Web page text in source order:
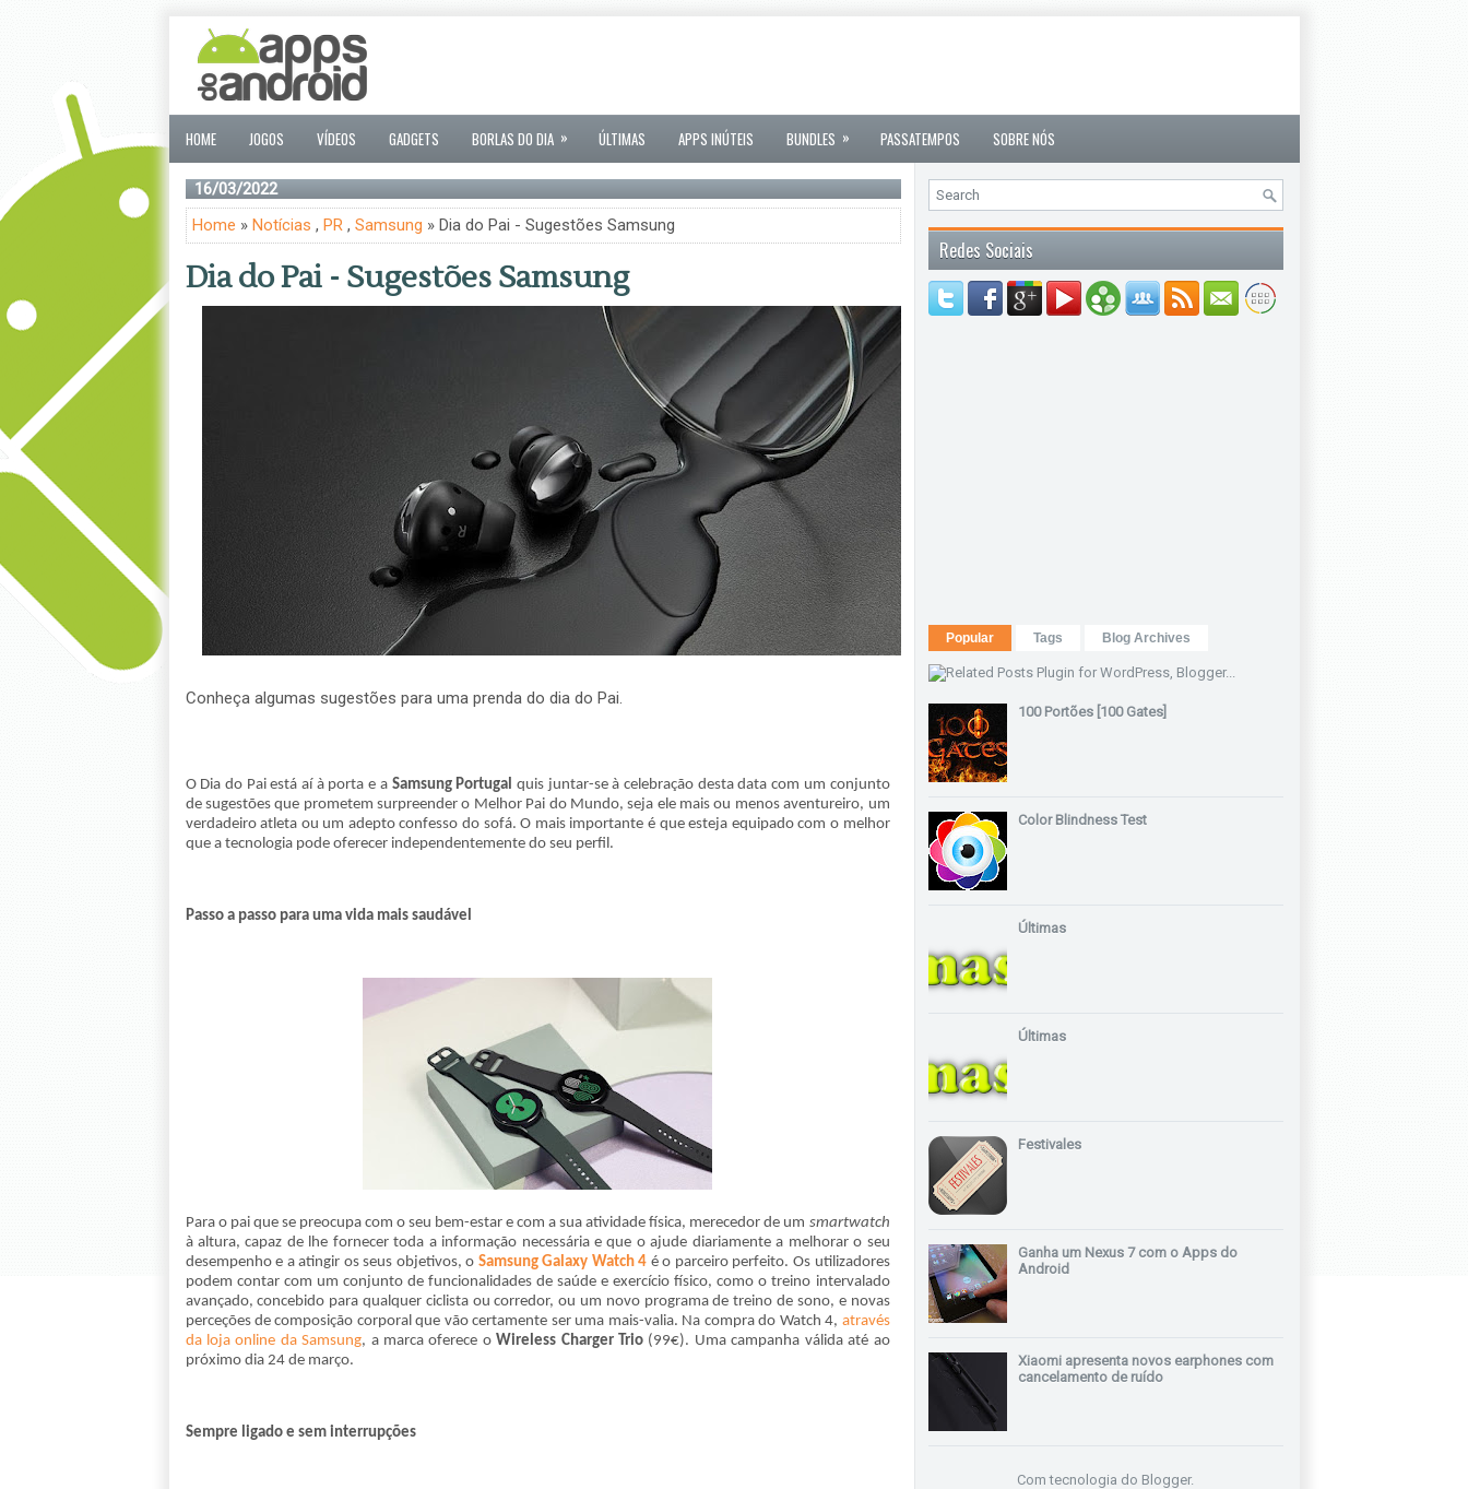
HOME JOGOS VÍDEOS GADGETS BORLAS DO DIA » ÚLTIMAS APPS INÚTEIS BUNDLES » PASSATEMPOS SOBRE NÓS
16/03/2022
Home » Notícias , PR, Samsung » Dia do Pai - Sugestões Samsung
Dia do Pai - Sugestões Samsung
Conheça algumas sugestões para uma prenda do dia do Pai.
O Dia do Pai está aí à porta e aSamsung Portugal quis juntar-se à celebração desta data com um conjunto
de sugestões que prometem surpreender o Melhor Pai do Mundo, seja ele mais ou menos aventureiro, um
verdadeiro atleta ou um adepto confesso do sofá. O mais importante é que esteja equipado com o melhor
que a tecnologia pode oferecer independentemente do seu perfil.
Passo a passo para uma vida mais saudável
Para o pai que se preocupa com o seu bem-estar e com a sua atividade física, merecedor de um smartwatch
à altura, capaz de lhe fornecer toda a informação necessária e que o ajude diariamente a melhorar o seu
desempenho e a atingir os seus objetivos, o Samsung Galaxy Watch 4 é o parceiro perfeito. Os utilizadores
podem contar com um conjunto de funcionalidades de saúde e exercício físico, como o treino intervalado
avançado, concebido para qualquer ciclista ou corredor, ou um novo programa de treino de sono, e novas
perceções de composição corporal que vão certamente ser uma mais-valia. Na compra do Watch 4, através
da loja online da Samsung, a marca oferece oWireless Charger Trio (99€). Uma campanha válida até ao
próximo dia 24 de março.
Sempre ligado e sem interrupções
Redes Sociais
Popular Tags Blog Archives
100 Portões [100 Gates]
Color Blindness Test
Últimas
Últimas
Festivales
Ganha um Nexus 7 com o Apps do
Android
Xiaomi apresenta novos earphones com
cancelamento de ruído
Com tecnologia do Blogger.